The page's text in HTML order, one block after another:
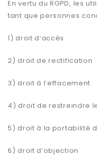
En vertu du RGPD, les
tant que personnes
1) droit d’accès
2) droit de rectification
3) droit à l’effacement
4) droit de restreindre
5) droit à la portabilité
6) droit d’objection